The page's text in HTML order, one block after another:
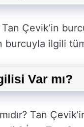
Çevik’in
burcuyla ilgili
Var mı?
Tan